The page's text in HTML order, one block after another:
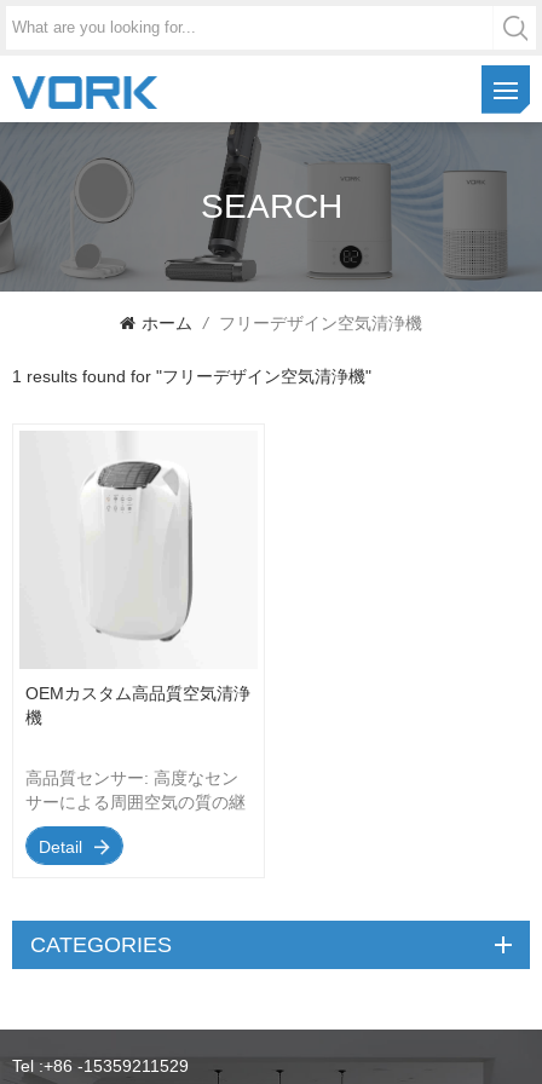
SEARCH
ホーム / フリーデザイン空気清浄機
1 results found for "フリーデザイン空気清浄機"
OEMカスタム高品質空気清浄
機
高品質センサー: 高度なセン
サーによる周囲空気の質の継
続的な分析。 陰イオン (オプ
ション): 陰イオンはボロイド
ターの交換が必要になると、
フィルター交換インジケータ
ー LED が点灯します。 4 つ
的に動作します。
Detail
CATEGORIES
Tel :+86 -15359211529